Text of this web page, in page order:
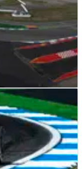
28/07/19
sebagai
Grand Prix
kuat
terbesar